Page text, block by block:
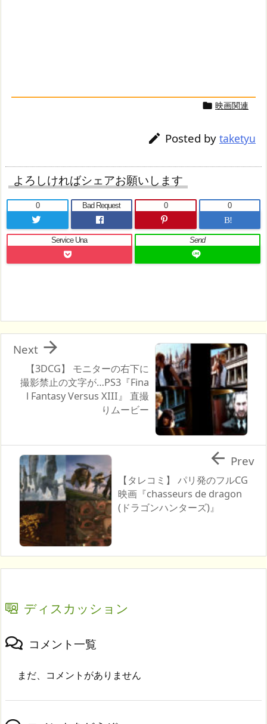
 映画関連
 Posted by taketyu
よろしければシェアお願いします
0 Bad Request
0
B!
0
Service Una Send
【3DCG】 モニターの右下に
撮影禁止の文字が…PS3『Fina
l Fantasy Versus XIII』 直撮
りムービー

Next
【タレコミ】 パリ発のフルCG
映画『chasseurs de dragon
(ドラゴンハンターズ)』
 Prev
ディスカッション
コメント一覧
まだ、コメントがありません